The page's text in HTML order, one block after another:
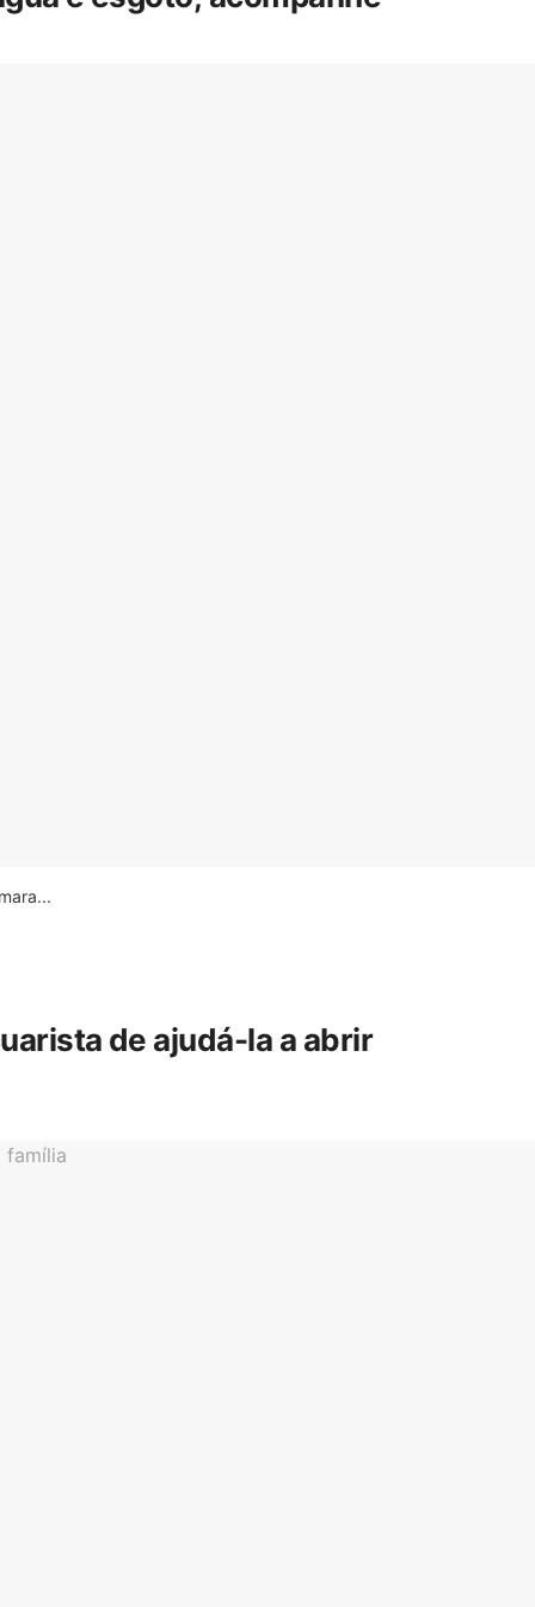
de ajudá-la a abrir